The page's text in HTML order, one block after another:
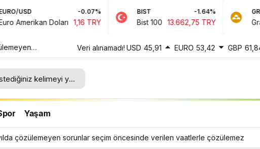
USD -0.07%
Amerikan Doları 1,16 TRY
BIST -1.64%
Bist 100 13.662,75 TRY
GR.
Gram
verilen
Veri alınamadı! USD 45,91 EURO 53,42 GBP
Yaşam
çözülemeyen sorunlar seçim öncesinde verilen vaatlerle çözülemez